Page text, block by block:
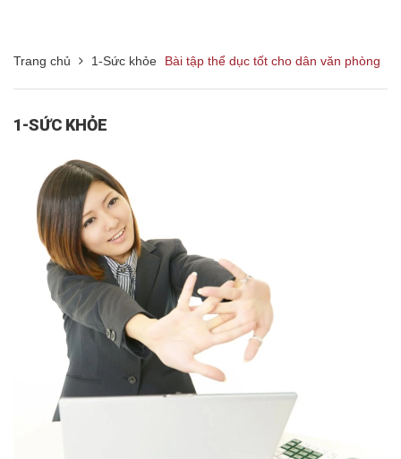
Trang chủ 1-Sức khỏe Bài tập thể dục tốt cho dân văn phòng
1-SỨC KHỎE